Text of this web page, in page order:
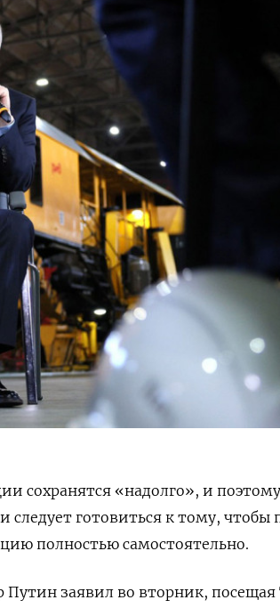
сохранятся «надолго», и поэтому
готовиться к тому, чтобы
полностью самостоятельно.
заявил во вторник, посещая